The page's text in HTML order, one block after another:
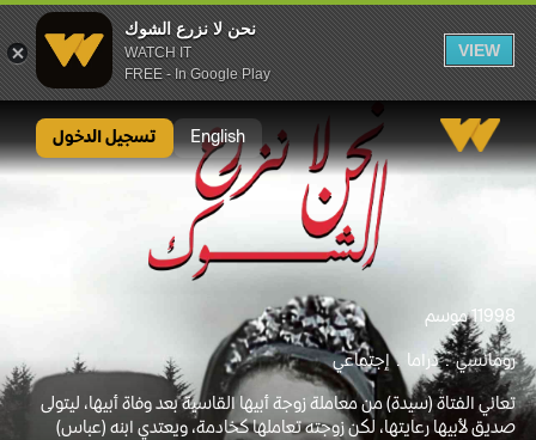
نحن لا نزرع الشوك
WATCH IT
FREE - In Google Play
VIEW
English تسجيل الدخول
19981 موسم
رومانسي دراما إجتماعي
تعاني الفتاة (سيدة) من معاملة زوجة أبيها القاسية بعد وفاة أبيها، ليتولى
صديق لأبيها رعايتها، لكن زوجته تعاملها كخادمة، ويعتدي ابنه (عباس)